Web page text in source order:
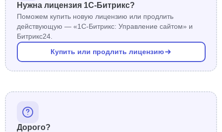
Нужна лицензия 1С-Битрикс?
Поможем купить новую лицензию или продлить
действующую — «1С-Битрикс: Управление сайтом» и
Битрикс24.
Купить или продлить лицензию
Дорого?